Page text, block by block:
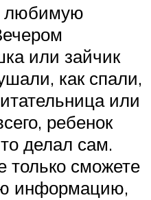
любимую
или зайчик
как спали,
или
ребенок
делал сам.
только сможете
информацию,